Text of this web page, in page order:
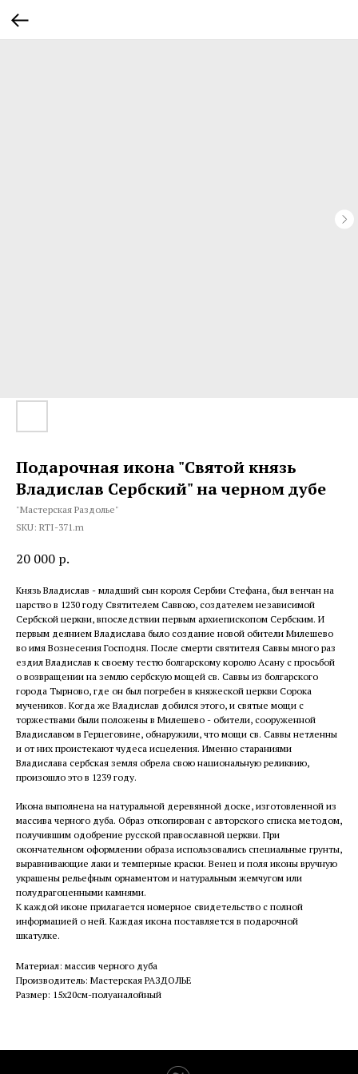
Подарочная икона "Святой князь
Владислав Сербский" на черном дубе
"Мастерская Раздолье"
SKU: RTI-371.m
20 000 р.
Князь Владислав - младший сын короля Сербии Стефана, был венчан на
царство в 1230 году Святителем Саввою, создателем независимой
Сербской церкви, впоследствии первым архиепископом Сербским. И
первым деянием Владислава было создание новой обители Милешево
во имя Вознесения Господня. После смерти святителя Саввы много раз
ездил Владислав к своему тестю болгарскому королю Асану с просьбой
о возвращении на землю сербскую мощей св. Саввы из болгарского
города Тырново, где он был погребен в княжеской церкви Сорока
мучеников. Когда же Владислав добился этого, и святые мощи с
торжествами были положены в Милешево - обители, сооруженной
Владиславом в Герцеговине, обнаружили, что мощи св. Саввы нетленны
и от них проистекают чудеса исцеления. Именно стараниями
Владислава сербская земля обрела свою национальную реликвию,
произошло это в 1239 году.
Икона выполнена на натуральной деревянной доске, изготовленной из
массива черного дуба. Образ откопирован с авторского списка методом,
получившим одобрение русской православной церкви. При
окончательном оформлении образа использовались специальные грунты,
выравнивающие лаки и темперные краски. Венец и поля иконы вручную
украшены рельефным орнаментом и натуральным жемчугом или
полудрагоценными камнями.
К каждой иконе прилагается номерное свидетельство с полной
информацией о ней. Каждая икона поставляется в подарочной
шкатулке.
Материал: массив черного дуба
Производитель: Мастерская РАЗДОЛЬЕ
Размер: 15х20см-полуаналойный